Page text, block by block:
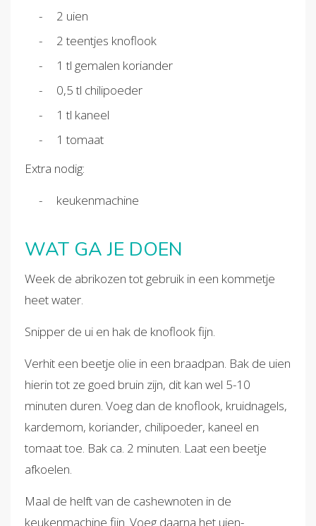
2 uien
2 teentjes knoflook
1 tl gemalen koriander
0,5 tl chilipoeder
1 tl kaneel
1 tomaat
Extra nodig:
keukenmachine
WAT GA JE DOEN
Week de abrikozen tot gebruik in een kommetje
heet water.
Snipper de ui en hak de knoflook fijn.
Verhit een beetje olie in een braadpan. Bak de uien
hierin tot ze goed bruin zijn, dit kan wel 5-10
minuten duren. Voeg dan de knoflook, kruidnagels,
kardemom, koriander, chilipoeder, kaneel en
tomaat toe. Bak ca. 2 minuten. Laat een beetje
afkoelen.
Maal de helft van de cashewnoten in de
keukenmachine fijn. Voeg daarna het uien-